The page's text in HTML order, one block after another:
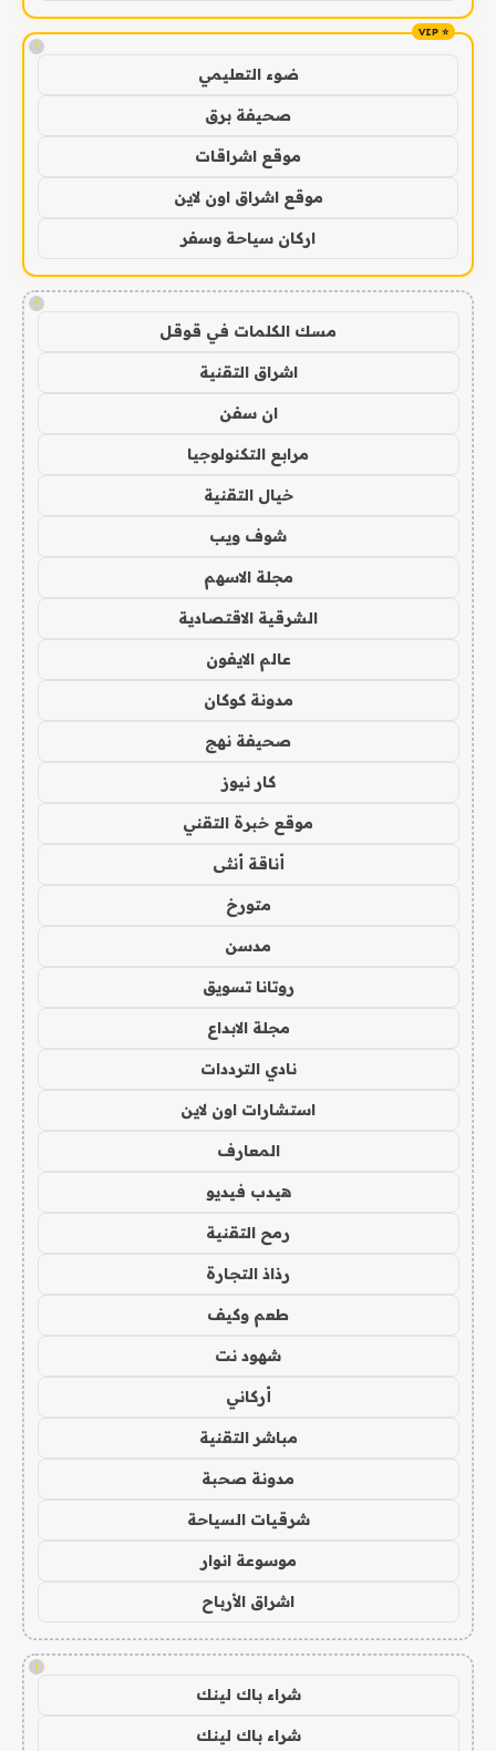
!
ضوء التعليمي
صحيفة برق
موقع اشراقات
موقع اشراق اون لاين
اركان سياحة وسفر
!
مسك الكلمات في قوقل
اشراق التقنية
ان سفن
مرابع التكنولوجيا
خيال التقنية
شوف ويب
مجلة الاسهم
الشرقية الاقتصادية
عالم الايفون
مدونة كوكان
صحيفة نهج
كار نيوز
موقع خبرة التقني
أناقة أنثى
متورخ
مدسن
روتانا تسويق
مجلة الابداع
نادي الترددات
استشارات اون لاين
المعارف
هيدب فيديو
رمح التقنية
رذاذ التجارة
طعم وكيف
شهود نت
أركاني
مباشر التقنية
مدونة صحبة
شرقيات السياحة
موسوعة انوار
اشراق الأرباح
!
شراء باك لينك
شراء باك لينك